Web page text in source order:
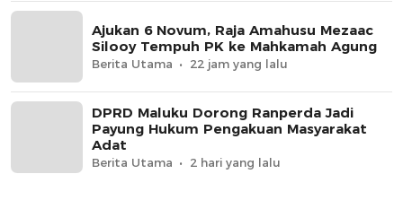
Ajukan 6 Novum, Raja Amahusu Mezaac
Silooy Tempuh PK ke Mahkamah Agung
Berita Utama 22 jam yang lalu
DPRD Maluku Dorong Ranperda Jadi
Payung Hukum Pengakuan Masyarakat
Adat
Berita Utama 2 hari yang lalu